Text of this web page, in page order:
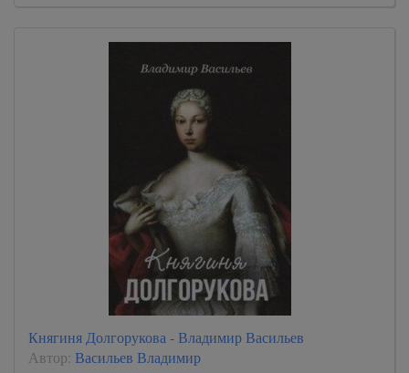
Княгиня Долгорукова - Владимир Васильев
Автор: Васильев Владимир